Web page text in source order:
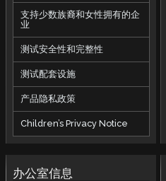
支持少数族裔和女性拥有的企
业
测试安全性和完整性
测试配套设施
产品隐私政策
Children’s Privacy Notice
办公室信息